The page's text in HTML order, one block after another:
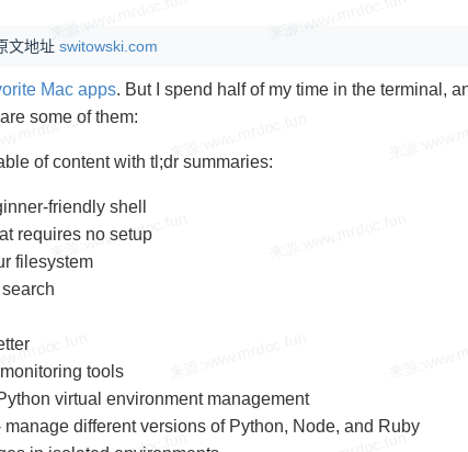
文地址 switowski.com
Mac apps. But I spend half of my time in the terminal,
some of them:
of content with tl;dr summaries:
friendly shell
requires no setup
filesystem
tools
virtual environment management
manage different versions of Python, Node, and Ruby